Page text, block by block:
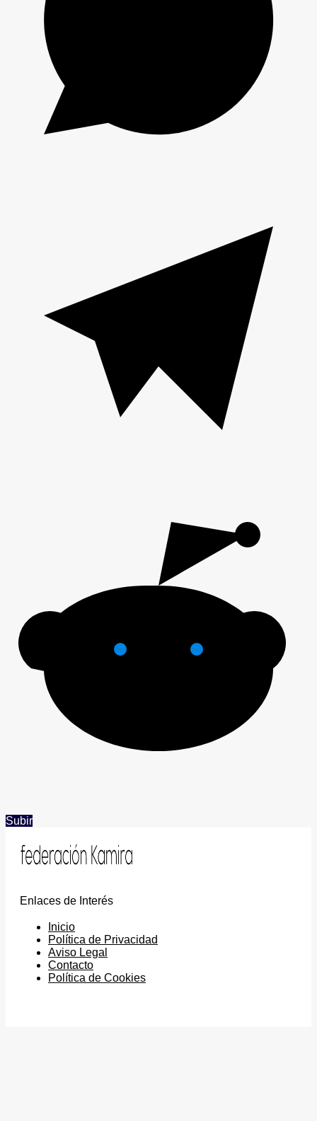
Subir
Enlaces de Interés
Inicio
Política de Privacidad
Aviso Legal
Contacto
Política de Cookies